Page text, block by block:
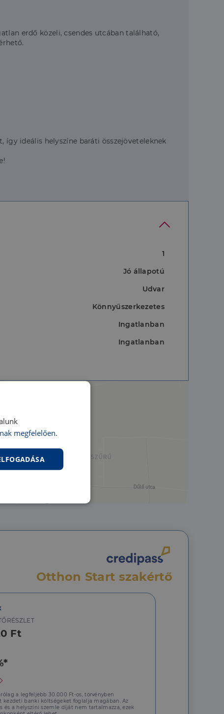
erdő közeli, csendes utcában található,
ideális helyszíne baráti összejöveteleknek
1
Jó állapotú
Udvar
Könnyűszerkezetes
Ingatlanban
Ingatlanban
Otthon Start szakértő
Ft
a legfeljebb 30.000 Ft-os, törvényben
kezdeti banki költségeket foglalja magában. Az
és a helyszíni szemle díját nem tartalmazza, ezek
megfelelően.
és a
való
a Cookie-